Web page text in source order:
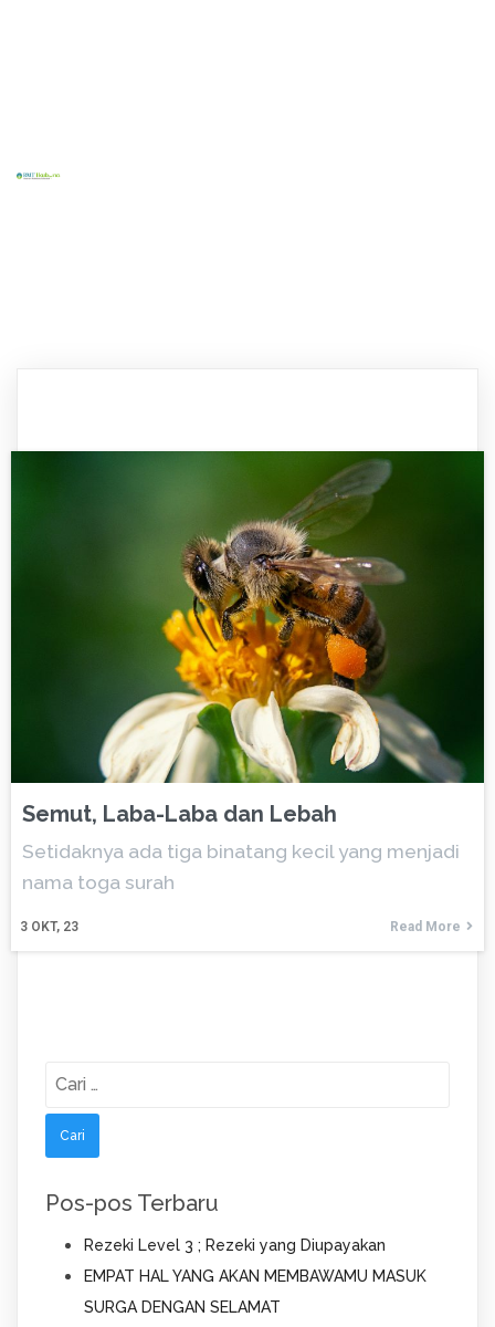
Semut, Laba-Laba dan Lebah
3 OKT, 23
Setidaknya ada tiga binatang kecil yang menjadi
nama toga surah
Read More
Cari
Pos-pos Terbaru
Rezeki Level 3 ; Rezeki yang Diupayakan
EMPAT HAL YANG AKAN MEMBAWAMU MASUK
SURGA DENGAN SELAMAT